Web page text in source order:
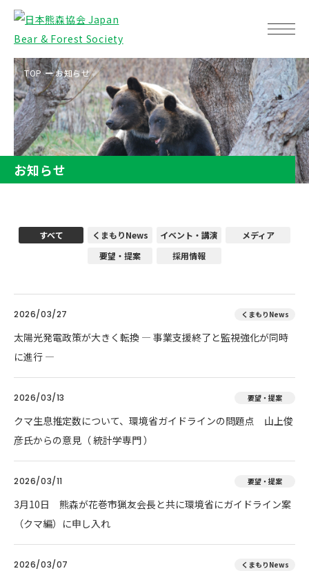
TOP お知らせ
お知らせ
すべて くまもりNews イベント・講演
メディア
要望・提案
採用情報
2026/03/27 くまもりNews
太陽光発電政策が大きく転換 ― 事業支援終了と監視強化が同時
に進行 ―
2026/03/13 要望・提案
クマ生息推定数について、環境省ガイドラインの問題点 山上俊
彦氏からの意見（ 統計学専門 ）
2026/03/11 要望・提案
3月10日 熊森が花巻市猟友会長と共に環境省にガイドライン案
（クマ編）に申し入れ
2026/03/07 くまもりNews